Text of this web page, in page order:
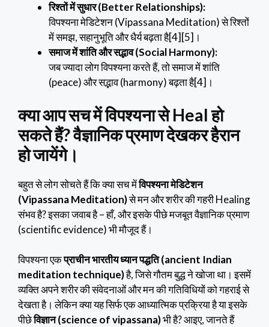
रिश्तों में सुधार (Better Relationships):
विपश्यना मेडिटेशन (Vipassana Meditation) से रिश्तों
में समझ, सहानुभूति और धैर्य बढ़ता है[4][5]।
समाज में शांति और सद्भाव (Social Harmony):
जब ज्यादा लोग विपश्यना करते हैं, तो समाज में शांति
(peace) और सद्भाव (harmony) बढ़ता है[4]।
क्या आप सच में विपश्यना से Heal हो
सकते हैं? वैज्ञानिक प्रमाण देखकर हैरान
हो जायेंगे।
बहुत से लोग सोचते हैं कि क्या सच मेंविपश्यना मेडिटेशन
(Vipassana Meditation)से मन और शरीर की गहरी Healing
संभव है? इसका जवाब है – हाँ, और इसके पीछे मजबूत वैज्ञानिक प्रमाण
(scientific evidence) भी मौजूद हैं।
विपश्यना एकप्राचीन भारतीय ध्यान पद्धति (ancient Indian
meditation technique)है, जिसे गौतम बुद्ध ने खोजा था। इसमें
व्यक्ति अपने शरीर की संवेदनाओं और मन की गतिविधियों को गहराई से
देखता है। लेकिन क्या यह सिर्फ एक आध्यात्मिक प्रक्रिया है या इसके
पीछेविज्ञान (science of vipassana)भी है? आइए, जानते हैं